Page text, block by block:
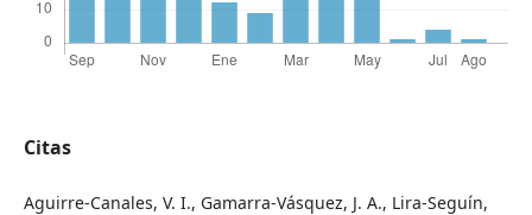
Citas
Aguirre-Canales, V. I., Gamarra-Vásquez, J. A., Lira-Seguín,